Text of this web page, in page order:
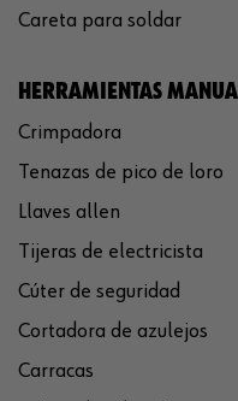
Careta para soldar
HERRAMIENTAS
Crimpadora
Tenazas de pico de loro
Llaves allen
Tijeras de electricista
Cúter de seguridad
Cortadora de azulejos
Carracas